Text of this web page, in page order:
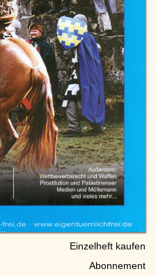
Einzelheft kaufen
Abonnement